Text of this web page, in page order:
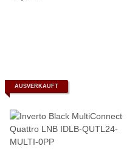
AUSVERKAUFT